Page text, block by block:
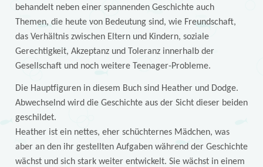
behandelt neben einer spannenden Geschichte auch
Themen, die heute von Bedeutung sind, wie Freundschaft,
das Verhältnis zwischen Eltern und Kindern, soziale
Gerechtigkeit, Akzeptanz und Toleranz innerhalb der
Gesellschaft und noch weitere Teenager-Probleme.
Die Hauptfiguren in diesem Buch sind Heather und Dodge.
Abwechselnd wird die Geschichte aus der Sicht dieser beiden
geschildet.
Heather ist ein nettes, eher schüchternes Mädchen, was
aber an den ihr gestellten Aufgaben während der Geschichte
wächst und sich stark weiter entwickelt. Sie wächst in einem